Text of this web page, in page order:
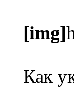
[img]
Как